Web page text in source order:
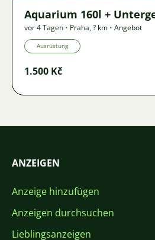
Aquarium 160l +
vor 4 Tagen • Praha,? km • Angebot
Ausrüstung
1.500 Kč
ANZEIGEN
Anzeige hinzufügen
Anzeigen durchsuchen
Lieblingsanzeigen